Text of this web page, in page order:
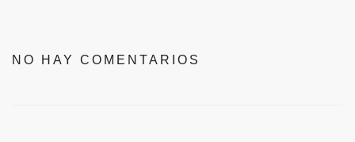
NO HAY COMENTARIOS